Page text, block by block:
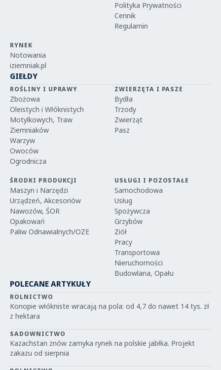
Polityka Prywatności
Cennik
Regulamin
RYNEK
Notowania
iziemniak.pl
GIEŁDY
ROŚLINY I UPRAWY
Zbożowa
Oleistych i Włóknistych
Motylkowych, Traw
Ziemniaków
Warzyw
Owoców
Ogrodnicza
ZWIERZĘTA I PASZE
Bydła
Trzody
Zwierząt
Pasz
ŚRODKI PRODUKCJI
Maszyn i Narzędzi
Urządzeń, Akcesoriów
Nawozów, ŚOR
Opakowań
Paliw Odnawialnych/OZE
USŁUGI I POZOSTAŁE
Samochodowa
Usług
Spożywcza
Grzybów
Ziół
Pracy
Transportowa
Nieruchomości
Budowlana, Opału
POLECANE ARTYKUŁY
ROLNICTWO
Konopie włókniste wracają na pola: od 4,7 do nawet 14 tys. zł
z hektara
SADOWNICTWO
Kazachstan znów zamyka rynek na polskie jabłka. Projekt
zakazu od sierpnia